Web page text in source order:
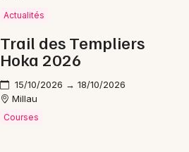
Actualités
Trail des Templiers
Hoka 2026
15/10/2026 → 18/10/2026
Millau
Courses